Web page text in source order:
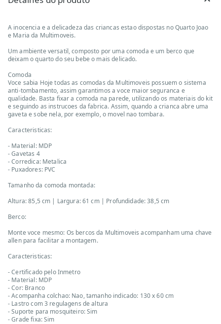
A inocencia e a delicadeza das criancas estao dispostas no Quarto Joao
e Maria da Multimoveis.
Um ambiente versatil, composto por uma comoda e um berco que
deixam o quarto do seu bebe o mais delicado.
Comoda
Voce sabia Hoje todas as comodas da Multimoveis possuem o sistema
anti-tombamento, assim garantimos a voce maior seguranca e
qualidade. Basta fixar a comoda na parede, utilizando os materiais do kit
e seguindo as instrucoes da fabrica. Assim, quando a crianca abre uma
gaveta e sobe nela, por exemplo, o movel nao tombara.
Caracteristicas:
- Material: MDP
- Gavetas 4
- Corredica: Metalica
- Puxadores: PVC
Tamanho da comoda montada:
Altura: 85,5 cm | Largura: 61 cm | Profundidade: 38,5 cm
Berco:
Monte voce mesmo: Os bercos da Multimoveis acompanham uma chave
allen para facilitar a montagem.
Caracteristicas:
- Certificado pelo Inmetro
- Material: MDP
- Cor: Branco
- Acompanha colchao: Nao, tamanho indicado: 130 x 60 cm
- Lastro com 3 regulagens de altura
- Suporte para mosquiteiro: Sim
- Grade fixa: Sim